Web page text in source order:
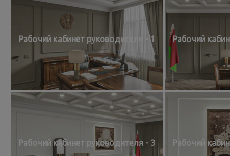
Рабочий кабинет руководителя - 1 Рабочий
Рабочий кабинет руководителя - 3 Рабочий